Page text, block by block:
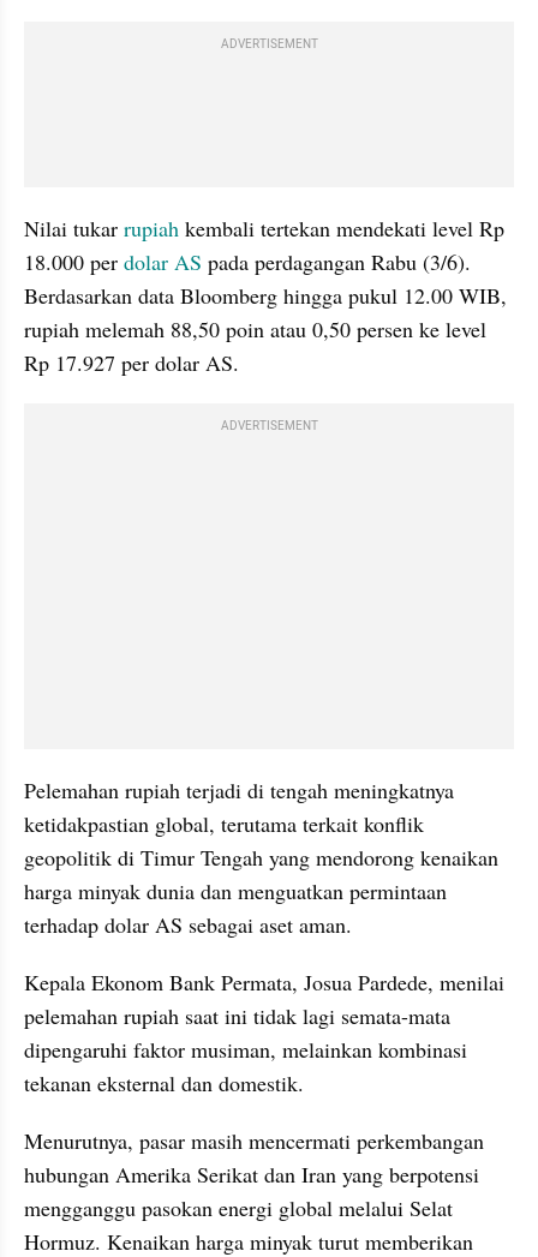
ADVERTISEMENT
Nilai tukar rupiah kembali tertekan mendekati level Rp
18.000 per dolar AS pada perdagangan Rabu (3/6).
Berdasarkan data Bloomberg hingga pukul 12.00 WIB,
rupiah melemah 88,50 poin atau 0,50 persen ke level
Rp 17.927 per dolar AS.
ADVERTISEMENT
Pelemahan rupiah terjadi di tengah meningkatnya
ketidakpastian global, terutama terkait konflik
geopolitik di Timur Tengah yang mendorong kenaikan
harga minyak dunia dan menguatkan permintaan
terhadap dolar AS sebagai aset aman.
Kepala Ekonom Bank Permata, Josua Pardede, menilai
pelemahan rupiah saat ini tidak lagi semata-mata
dipengaruhi faktor musiman, melainkan kombinasi
tekanan eksternal dan domestik.
Menurutnya, pasar masih mencermati perkembangan
hubungan Amerika Serikat dan Iran yang berpotensi
mengganggu pasokan energi global melalui Selat
Hormuz. Kenaikan harga minyak turut memberikan